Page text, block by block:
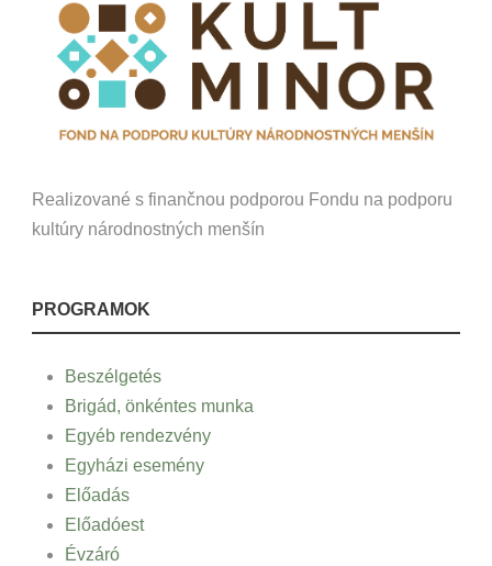
Realizované s finančnou podporou Fondu na podporu
kultúry národnostných menšín
PROGRAMOK
Beszélgetés
Brigád, önkéntes munka
Egyéb rendezvény
Egyházi esemény
Előadás
Előadóest
Évzáró